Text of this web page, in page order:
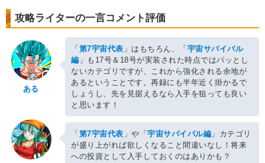
攻略ライターの一言コメント評価
ある
「 第7宇宙代表 」はもちろん、「 宇宙サバイバル
編 」も17号＆18号が実装された時点ではパッとし
ないカテゴリですが、これから強化される余地が
あるということです。再録にも半年近く掛かるで
しょうし、先を見据えるなら入手を狙っても良い
と思います！
「 第7宇宙代表 」や「宇宙サバイバル編 」カテゴリ
が盛り上がれば欲しくなること間違いなし！将来
への投資として入手しておくのはありかも？